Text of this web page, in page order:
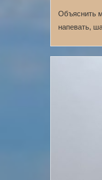
Объяснить
напевать,